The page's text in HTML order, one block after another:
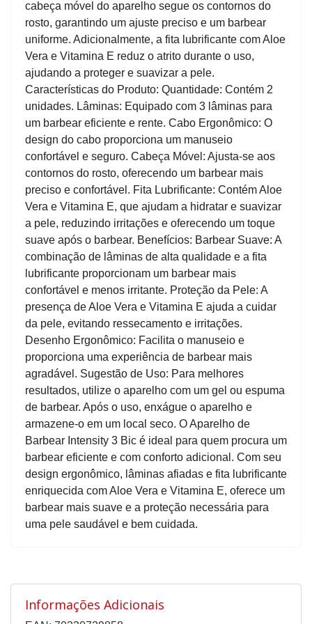
cabeça móvel do aparelho segue os contornos do
rosto, garantindo um ajuste preciso e um barbear
uniforme. Adicionalmente, a fita lubrificante com Aloe
Vera e Vitamina E reduz o atrito durante o uso,
ajudando a proteger e suavizar a pele.
Características do Produto: Quantidade: Contém 2
unidades. Lâminas: Equipado com 3 lâminas para
um barbear eficiente e rente. Cabo Ergonômico: O
design do cabo proporciona um manuseio
confortável e seguro. Cabeça Móvel: Ajusta-se aos
contornos do rosto, oferecendo um barbear mais
preciso e confortável. Fita Lubrificante: Contém Aloe
Vera e Vitamina E, que ajudam a hidratar e suavizar
a pele, reduzindo irritações e oferecendo um toque
suave após o barbear. Benefícios: Barbear Suave: A
combinação de lâminas de alta qualidade e a fita
lubrificante proporcionam um barbear mais
confortável e menos irritante. Proteção da Pele: A
presença de Aloe Vera e Vitamina E ajuda a cuidar
da pele, evitando ressecamento e irritações.
Desenho Ergonômico: Facilita o manuseio e
proporciona uma experiência de barbear mais
agradável. Sugestão de Uso: Para melhores
resultados, utilize o aparelho com um gel ou espuma
de barbear. Após o uso, enxágue o aparelho e
armazene-o em um local seco. O Aparelho de
Barbear Intensity 3 Bic é ideal para quem procura um
barbear eficiente e com conforto adicional. Com seu
design ergonômico, lâminas afiadas e fita lubrificante
enriquecida com Aloe Vera e Vitamina E, oferece um
barbear mais suave e a proteção necessária para
uma pele saudável e bem cuidada.
Informações Adicionais